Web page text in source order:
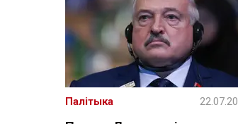
Палітыка